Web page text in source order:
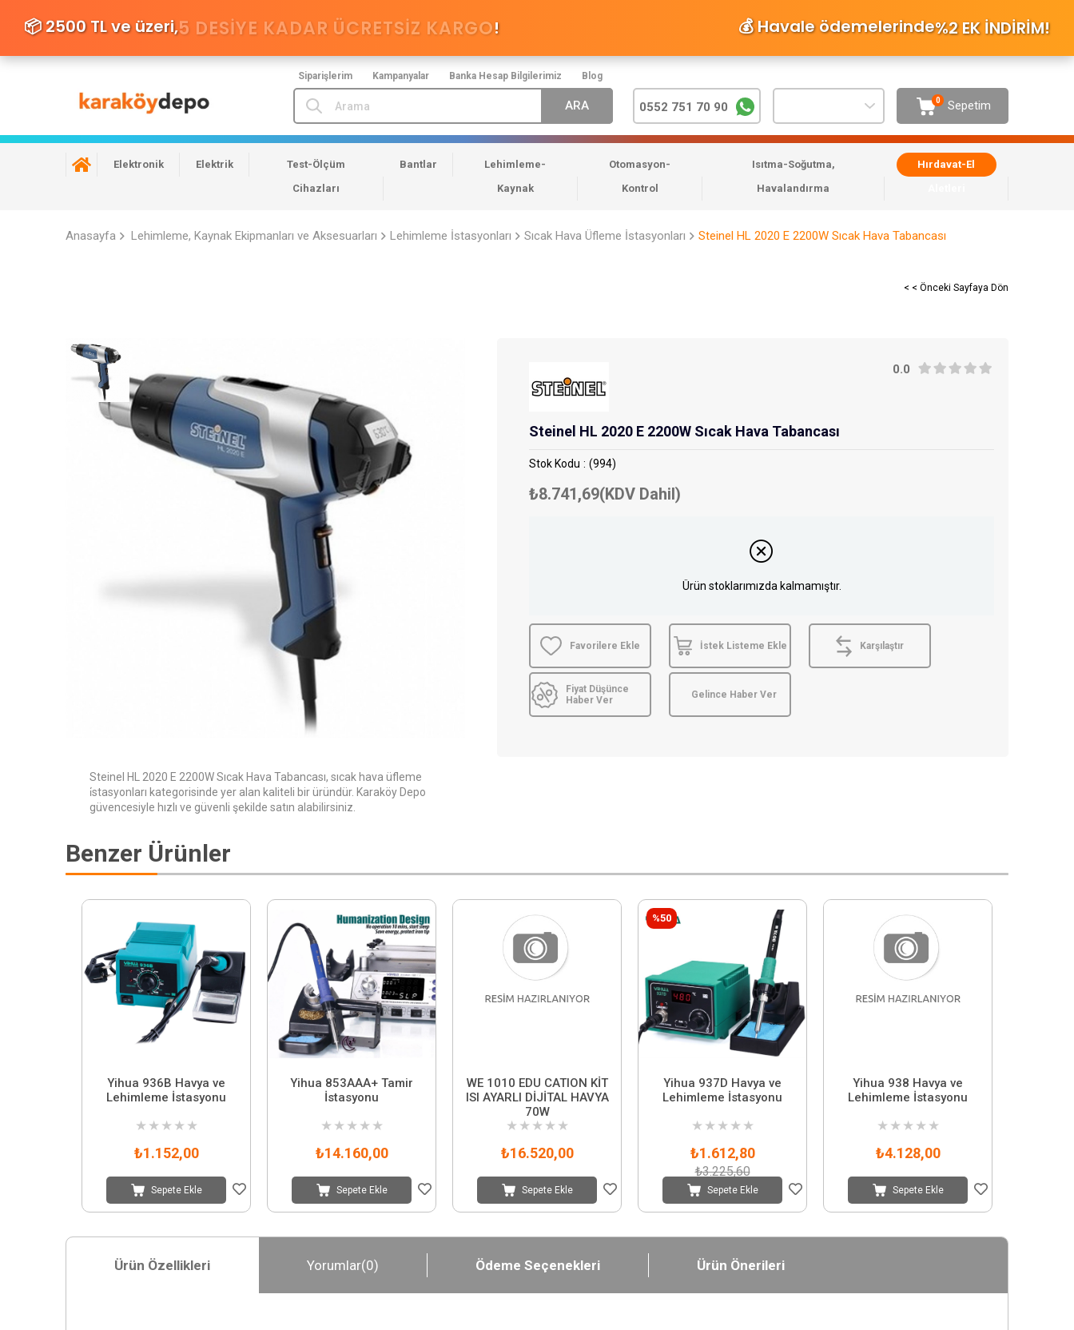
Siparişlerim Kampanyalar Banka Hesap Bilgilerimiz Blog
📦 2500 TL ve üzeri,5 DESIYE KADAR ÜCRETSİZ KARGO! 💰 Havale ödemelerinde%2 EK İNDİRİM!
Sepetim
0
0552 751 70 90
Elektronik Elektrik
Test-Ölçüm
Cihazları
Bantlar
Lehimleme-
Kaynak
Otomasyon-
Kontrol
Isıtma-Soğutma,
Havalandırma
Hırdavat-El
Anasayfa Lehimleme, Kaynak Ekipmanları ve Aksesuarları Lehimleme İstasyonları Sıcak Hava Üfleme İstasyonları Steinel HL 2020 E 2200W Sıcak Hava Tabancası
< < Önceki Sayfaya Dön
Steinel HL 2020 E 2200W Sıcak Hava Tabancası, sıcak hava üfleme
i̇stasyonları kategorisinde yer alan kaliteli bir üründür. Karaköy Depo
güvencesiyle hızlı ve güvenli şekilde satın alabilirsiniz.
0.0
Steinel HL 2020 E 2200W Sıcak Hava Tabancası
Stok Kodu (994)
₺8.741,69(KDV Dahil)
Ürün stoklarımızda kalmamıştır.
Favorilere Ekle İstek Listeme Ekle Karşılaştır
Fiyat Düşünce
Haber Ver
Gelince Haber Ver
Benzer Ürünler
Yihua 936B Havya ve
Lehimleme İstasyonu
★ ★ ★ ★ ★
₺1.152,00
Sepete Ekle
Yihua 853AAA+ Tamir
İstasyonu
★ ★ ★ ★ ★
₺14.160,00
Sepete Ekle
WE 1010 EDU CATION KİT
ISI AYARLI DİJİTAL HAVYA
70W
★ ★ ★ ★ ★
₺16.520,00
Sepete Ekle
Yihua 937D Havya ve
Lehimleme İstasyonu
★ ★ ★ ★ ★
₺1.612,80
₺3.225,60
Sepete Ekle
%50
Yihua 938 Havya ve
Lehimleme İstasyonu
★ ★ ★ ★ ★
₺4.128,00
Sepete Ekle
Ürün Özellikleri Yorumlar(0) Ödeme Seçenekleri Ürün Önerileri